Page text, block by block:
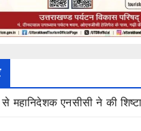
महानिदेशक एनसीसी ने की